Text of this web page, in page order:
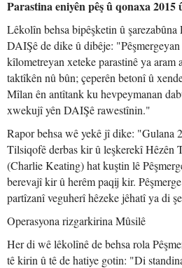
Parastina eniyên pêş û qonaxa 2015
Lêkolîn behsa bipêşketin û
DAIŞê de dike û dibêje:
kîlometreyan xeteke parastinê ya aram
taktîkên nû bûn; çeperên betonî û
Mîlan ên antîtank ku hevpeymanan
xwekujî yên DAIŞê rawestînin."
Rapor behsa wê yekê jî dike: "Gulana
Tilsiqofê derbas kir û leşkerekî Hêzên
(Charlie Keating) hat kuştin lê
berevajî kir û herêm paqij kir.
partîzanî veguherî hêzeke jêhatî ya di
Operasyona rizgarkirina Mûsilê
Her di wê lêkolînê de behsa rola
tê kirin û tê de hatiye gotin: "Di